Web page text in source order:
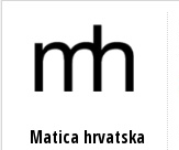
Matica hrvatska